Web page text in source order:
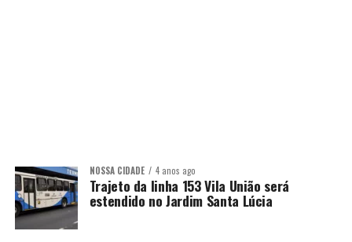
NOSSA CIDADE 4 anos ago
Trajeto da linha 153 Vila União será
estendido no Jardim Santa Lúcia